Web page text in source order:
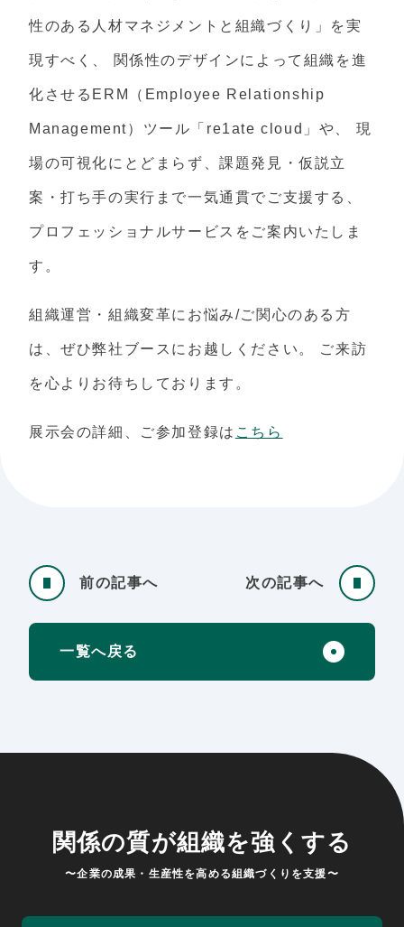
性のある人材マネジメントと組織づくり」を実
現すべく、 関係性のデザインによって組織を進
化させるERM（Employee Relationship
Management）ツール「re1ate cloud」や、 現
場の可視化にとどまらず、課題発見・仮説立
案・打ち手の実行まで一気通貫でご支援する、
プロフェッショナルサービスをご案内いたしま
す。
組織運営・組織変革にお悩み/ご関心のある方
は、ぜひ弊社ブースにお越しください。 ご来訪
を心よりお待ちしております。
展示会の詳細、ご参加登録は こちら
前の記事へ 次の記事へ
一覧へ戻る
関係の質が組織を強くする
〜企業の成果・生産性を高める組織づくりを支援〜